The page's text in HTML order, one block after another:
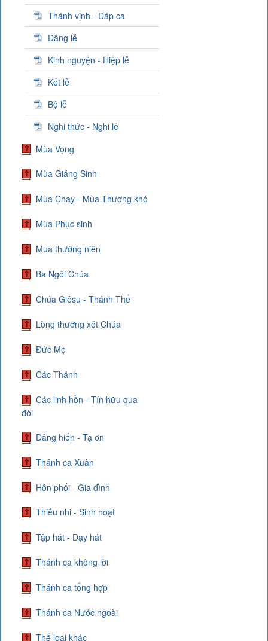
Thánh vịnh - Đáp ca
Dâng lễ
Kinh nguyện - Hiệp lễ
Kết lễ
Bộ lễ
Nghi thức - Nghi lễ
Mùa Vọng
Mùa Giáng Sinh
Mùa Chay - Mùa Thương khó
Mùa Phục sinh
Mùa thường niên
Ba Ngôi Chúa
Chúa Giêsu - Thánh Thể
Lòng thương xót Chúa
Đức Mẹ
Các Thánh
Các linh hồn - Tín hữu qua
đời
Dâng hiến - Tạ ơn
Thánh ca Xuân
Hôn phối - Gia đình
Thiếu nhi - Sinh hoạt
Tập hát - Dạy hát
Thánh ca không lời
Thánh ca tổng hợp
Thánh ca Nước ngoài
Thể loại khác